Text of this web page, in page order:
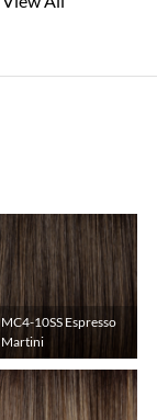
MC4-10SS Espresso
Martini